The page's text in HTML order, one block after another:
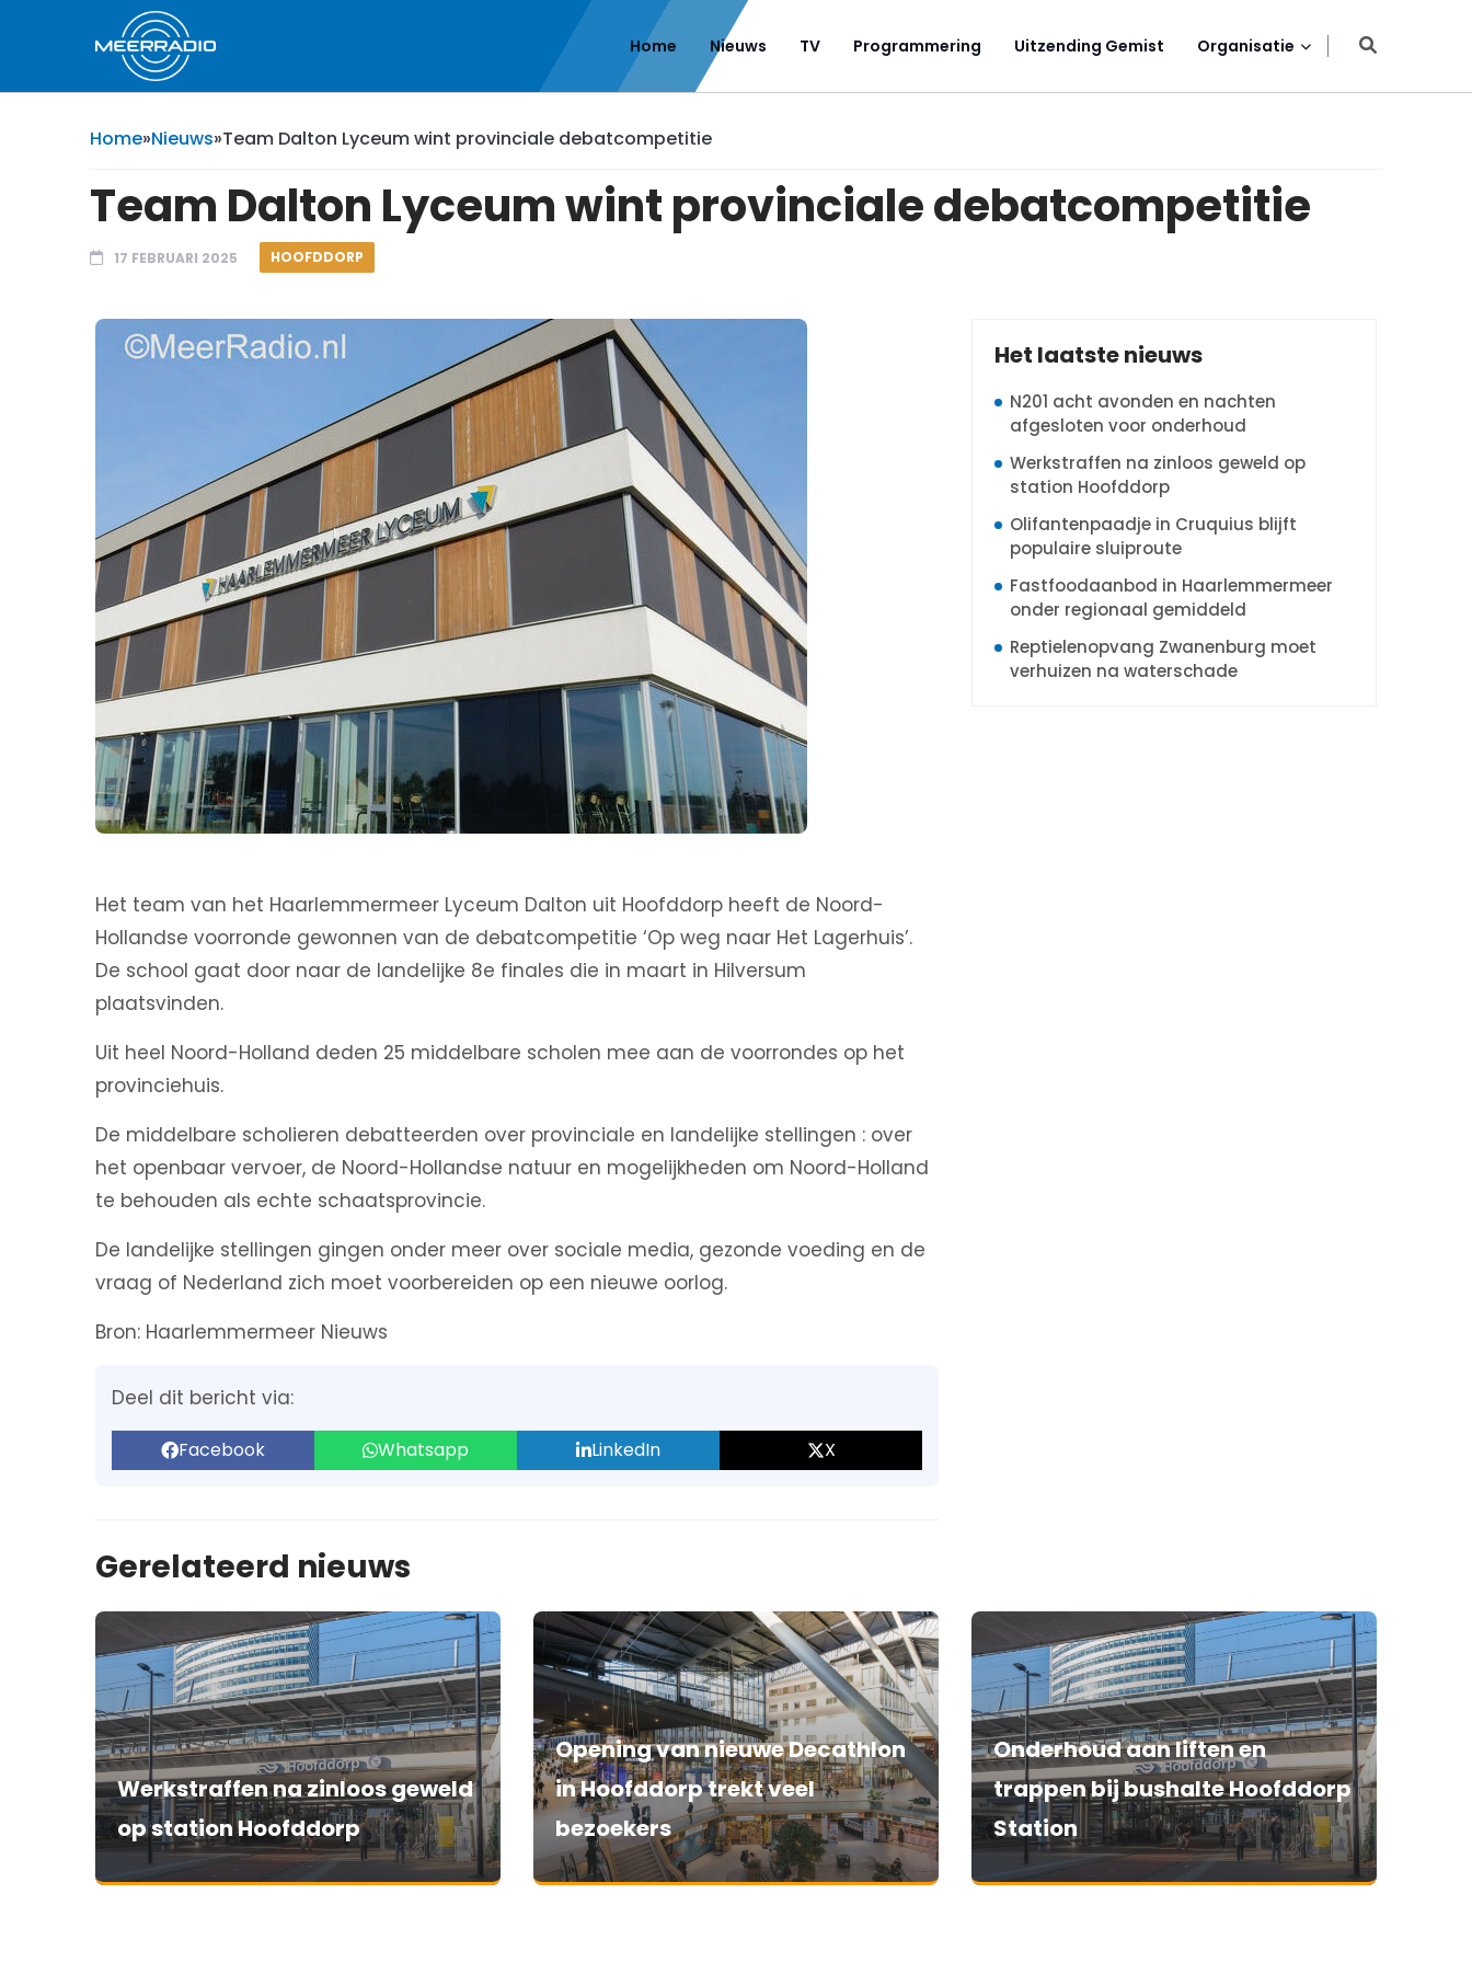
Home Nieuws TV Programmering Uitzending Gemist Organisatie
Home»Nieuws»Team Dalton Lyceum wint provinciale debatcompetitie
Team Dalton Lyceum wint provinciale debatcompetitie
17 FEBRUARI 2025 HOOFDDORP
Het team van het Haarlemmermeer Lyceum Dalton uit Hoofddorp heeft de Noord-
Hollandse voorronde gewonnen van de debatcompetitie ‘Op weg naar Het Lagerhuis’.
De school gaat door naar de landelijke 8e finales die in maart in Hilversum
plaatsvinden.
Uit heel Noord-Holland deden 25 middelbare scholen mee aan de voorrondes op het
provinciehuis.
De middelbare scholieren debatteerden over provinciale en landelijke stellingen : over
het openbaar vervoer, de Noord-Hollandse natuur en mogelijkheden om Noord-Holland
te behouden als echte schaatsprovincie.
De landelijke stellingen gingen onder meer over sociale media, gezonde voeding en de
vraag of Nederland zich moet voorbereiden op een nieuwe oorlog.
Bron: Haarlemmermeer Nieuws
Deel dit bericht via:
Facebook Whatsapp LinkedIn X
Het laatste nieuws
N201 acht avonden en nachten
afgesloten voor onderhoud
Werkstraffen na zinloos geweld op
station Hoofddorp
Olifantenpaadje in Cruquius blijft
populaire sluiproute
Fastfoodaanbod in Haarlemmermeer
onder regionaal gemiddeld
Reptielenopvang Zwanenburg moet
verhuizen na waterschade
Gerelateerd nieuws
Werkstraffen na zinloos geweld
op station Hoofddorp
Opening van nieuwe Decathlon
in Hoofddorp trekt veel
bezoekers
Onderhoud aan liften en
trappen bij bushalte Hoofddorp
Station